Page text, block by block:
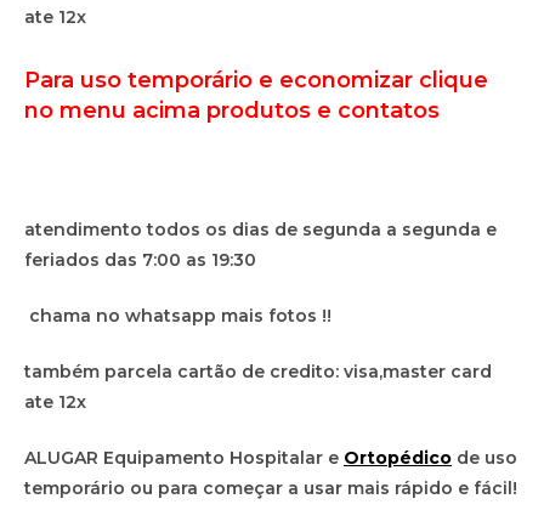
ate 12x
Para uso temporário e economizar clique
no menu acima produtos e contatos
atendimento todos os dias de segunda a segunda e
feriados das 7:00 as 19:30
chama no whatsapp mais fotos !!
também parcela cartão de credito: visa,master card
ate 12x
ALUGAR Equipamento Hospitalar e Ortopédico de uso
temporário ou para começar a usar mais rápido e fácil!